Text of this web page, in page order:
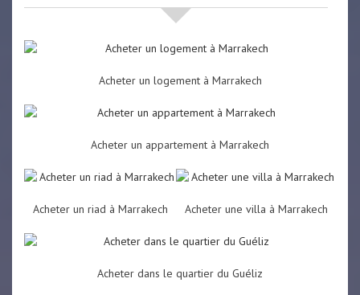
Acheter un logement à Marrakech
Acheter un appartement à Marrakech
Acheter un riad à Marrakech Acheter une villa à Marrakech
Acheter dans le quartier du Guéliz